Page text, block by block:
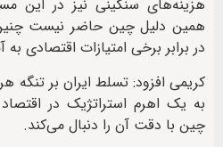
هزینه‌های سنگینی نیز در این
همین دلیل چین حاضر نیست
در برابر برخی امتیازات اقتصادی به
کریمی افزود: تسلط ایران بر تنگه
به یک اهرم استراتژیک در
چین با دقت آن را دنبال می‌کند.